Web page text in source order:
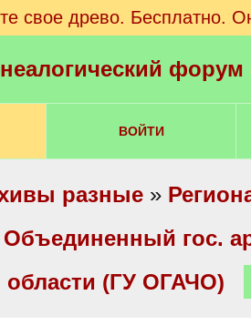
свое древо. Бесплатно.
ВОЙТИ
разные »
Объединенный гос.
области (ГУ ОГАЧО)